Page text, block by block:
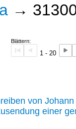
→
Blättern:
1 - 20
von
einer